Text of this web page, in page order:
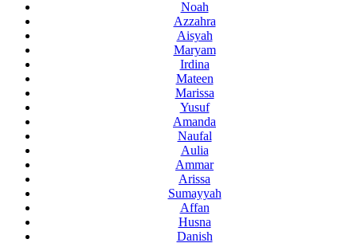
Noah
Azzahra
Aisyah
Maryam
Irdina
Mateen
Marissa
Yusuf
Amanda
Naufal
Aulia
Ammar
Arissa
Sumayyah
Affan
Husna
Danish